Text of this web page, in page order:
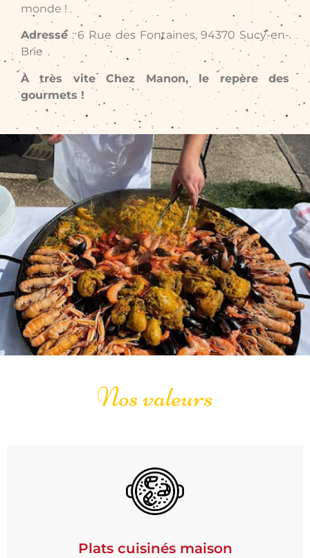
monde !
Adresse: 6 Rue des Fontaines, 94370 Sucy-en-
Brie
À très vite Chez Manon, le repère des
gourmets !
Nos valeurs
Plats cuisinés maison